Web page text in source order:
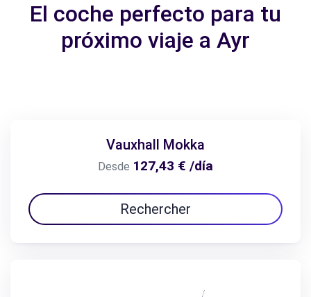
El coche perfecto para tu
próximo viaje a Ayr
Vauxhall Mokka
Desde 127,43 € /día
Rechercher